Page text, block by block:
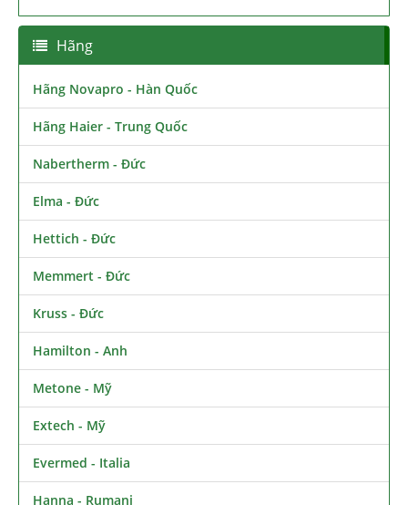
Hãng
Hãng Novapro - Hàn Quốc
Hãng Haier - Trung Quốc
Nabertherm - Đức
Elma - Đức
Hettich - Đức
Memmert - Đức
Kruss - Đức
Hamilton - Anh
Metone - Mỹ
Extech - Mỹ
Evermed - Italia
Hanna - Rumani